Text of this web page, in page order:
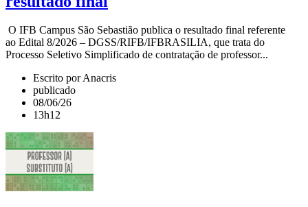
O IFB Campus São Sebastião publica o resultado final referente
ao Edital 8/2026 – DGSS/RIFB/IFBRASILIA, que trata do
Processo Seletivo Simplificado de contratação de professor...
Escrito por Anacris
publicado
08/06/26
13h12